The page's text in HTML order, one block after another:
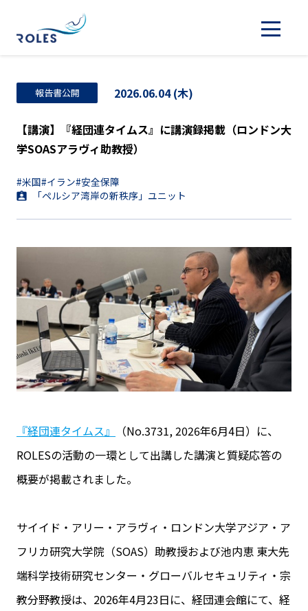
報告書公開 2026.06.04 (木)
【講演】『経団連タイムス』に講演録掲載（ロンドン大
学SOASアラヴィ助教授）
#米国#イラン#安全保障
「ペルシア湾岸の新秩序」ユニット
『経団連タイムス』
（No.3731, 2026年6月4日）に、
ROLESの活動の一環として出講した講演と質疑応答の
概要が掲載されました。
サイイド・アリー・アラヴィ・ロンドン大学アジア・ア
フリカ研究大学院（SOAS）助教授および池内恵 東大先
端科学技術研究センター・グローバルセキュリティ・宗
教分野教授は、2026年4月23日に、経団連会館にて、経